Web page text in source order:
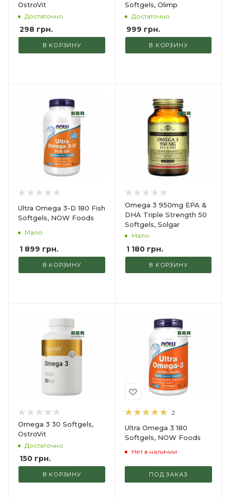
OstroVit
Достаточно
298 грн.
В КОРЗИНУ
Softgels, Olimp
Достаточно
999 грн.
В КОРЗИНУ
Ultra Omega 3-D 180 Fish
Softgels, NOW Foods
Мало
1 899 грн.
В КОРЗИНУ
Omega 3 950mg EPA &
DHA Triple Strength 50
Softgels, Solgar
Мало
1 180грн.
В КОРЗИНУ
Omega 3 30 Softgels,
OstroVit
Достаточно
150 грн.
В КОРЗИНУ
2
Ultra Omega 3 180
Softgels, NOW Foods
Нет в наличии
ПОД ЗАКАЗ